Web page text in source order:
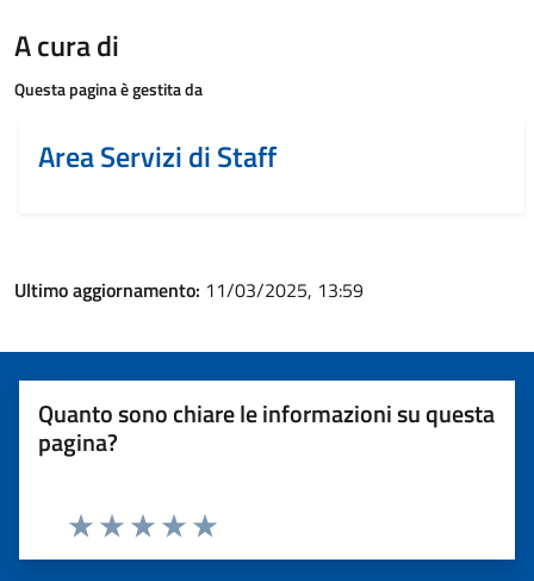
A cura di
Questa pagina è gestita da
Area Servizi di Staff
Ultimo aggiornamento: 11/03/2025, 13:59
Quanto sono chiare le informazioni su questa
pagina?
Valuta 5 stelle su 5
Valuta 4 stelle su 5
Valuta 3 stelle su 5
Valuta 2 stelle su 5
Valuta 1 stelle su 5